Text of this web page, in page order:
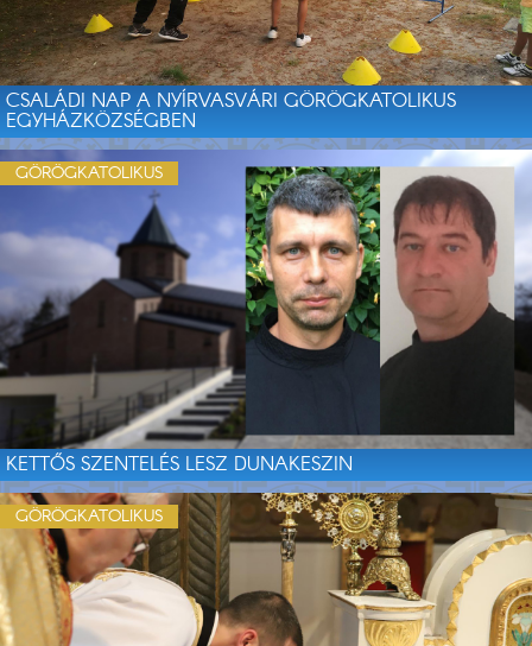
CSALÁDI NAP A NYÍRVASVÁRI GÖRÖGKATOLIKUS
EGYHÁZKÖZSÉGBEN
KETTŐS SZENTELÉS LESZ DUNAKESZIN
GÖRÖGKATOLIKUS
GÖRÖGKATOLIKUS